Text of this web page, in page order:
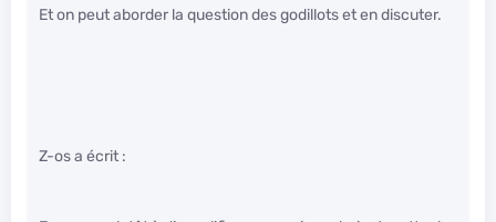
Et on peut aborder la question des godillots et en discuter.
Z-os a écrit :